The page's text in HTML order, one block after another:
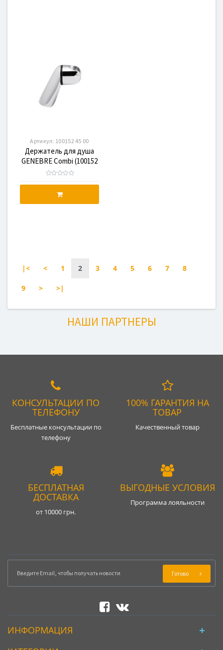
Артикул: 100152 45 00
Держатель для душа
GENEBRE Combi (100152
45)
|< < 1 2 3 4 5 6 7 8
9 > >|
НАШИ ПАРТНЕРЫ
КОНСУЛЬТАЦИИ ПО
ТЕЛЕФОНУ
Бесплатные консультации по
телефону
100% ГАРАНТИЯ НА
ТОВАР
Качественный товар
БЕСПЛАТНАЯ
ДОСТАВКА
от 10000 грн.
ВЫГОДНЫЕ УСЛОВИЯ
Программа лояльности
Готово
ИНФОРМАЦИЯ